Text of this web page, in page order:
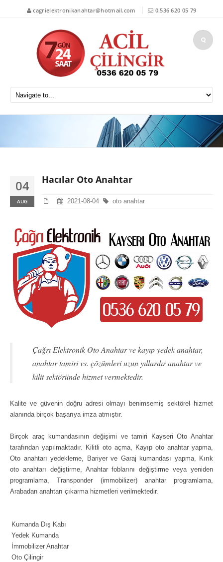
cagrielektronikanahtar@hotmail.com 0.536 620 05 79
04
AUG
Hacılar Oto Anahtar
2021-08-04 oto anahtar
Çağrı Elektronik Oto Anahtar ve kayıp yedek anahtar,
anahtar tamiri vs. çözümleri uzun yıllardır anahtar ve
kilit sektöründe hizmet vermektedir.
Kalite ve güvenin doğru adresi olmayı benimsemiş sektörel hizmet
alanında birçok başarıya imza atmıştır.
Birçok araç kumandasının değişimi ve tamiri Kayseri Oto Anahtar
tarafından yapılmaktadır. Kilitli oto açma, Kayıp oto anahtar yapma,
Oto anahtarı yedekleme, Bariyer ve Garaj kumandası yapma, Kırık
oto anahtarı değiştirme, Anahtar foblarını değiştirme veya yeniden
programlama, Transponder (immobilizer) anahtar programlama,
Arabadan anahtarı çıkarma hizmetleri verilmektedir.
Kumanda Dış Kabı
Yedek Kumanda
İmmobilizer Anahtar
Oto Çilingir